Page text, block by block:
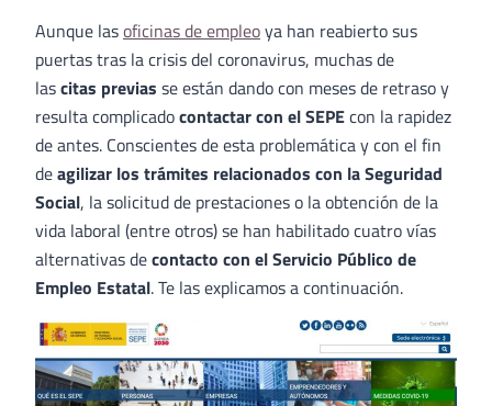
Aunque lasoficinas de empleoya han reabierto sus
puertas tras la crisis del coronavirus, muchas de
lascitas previas se están dando con meses de retraso y
resulta complicadocontactar con el SEPEcon la rapidez
de antes. Conscientes de esta problemática y con el fin
deagilizar los trámites relacionados con la Seguridad
Social, la solicitud de prestaciones o la obtención de la
vida laboral (entre otros) se han habilitado cuatro vías
alternativas decontacto con el Servicio Público de
Empleo Estatal. Te las explicamos a continuación.